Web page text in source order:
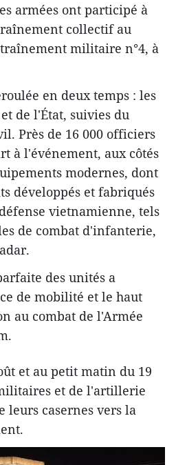
armées ont participé à
collectif au
militaire n°4, à
en deux temps : les
de l'État, suivies du
Près de 16 000 officiers
à l'événement, aux côtés
modernes, dont
développés et fabriqués
vietnamienne, tels
de combat d'infanterie,
des unités a
de mobilité et le haut
au combat de l'Armée
et au petit matin du 19
et de l'artillerie
leurs casernes vers la